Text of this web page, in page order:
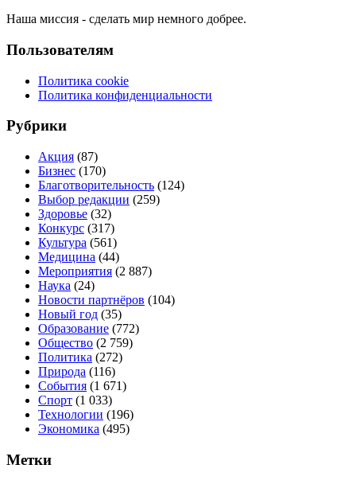
Наша миссия - сделать мир немного добрее.
Пользователям
Политика cookie
Политика конфиденциальности
Рубрики
Акция (87)
Бизнес (170)
Благотворительность (124)
Выбор редакции (259)
Здоровье (32)
Конкурс (317)
Культура (561)
Медицина (44)
Мероприятия (2 887)
Наука (24)
Новости партнёров (104)
Новый год (35)
Образование (772)
Общество (2 759)
Политика (272)
Природа (116)
События (1 671)
Спорт (1 033)
Технологии (196)
Экономика (495)
Метки